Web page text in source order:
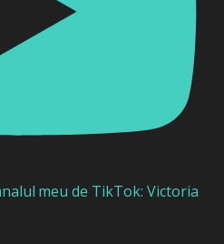
meu de TikTok: Victoria